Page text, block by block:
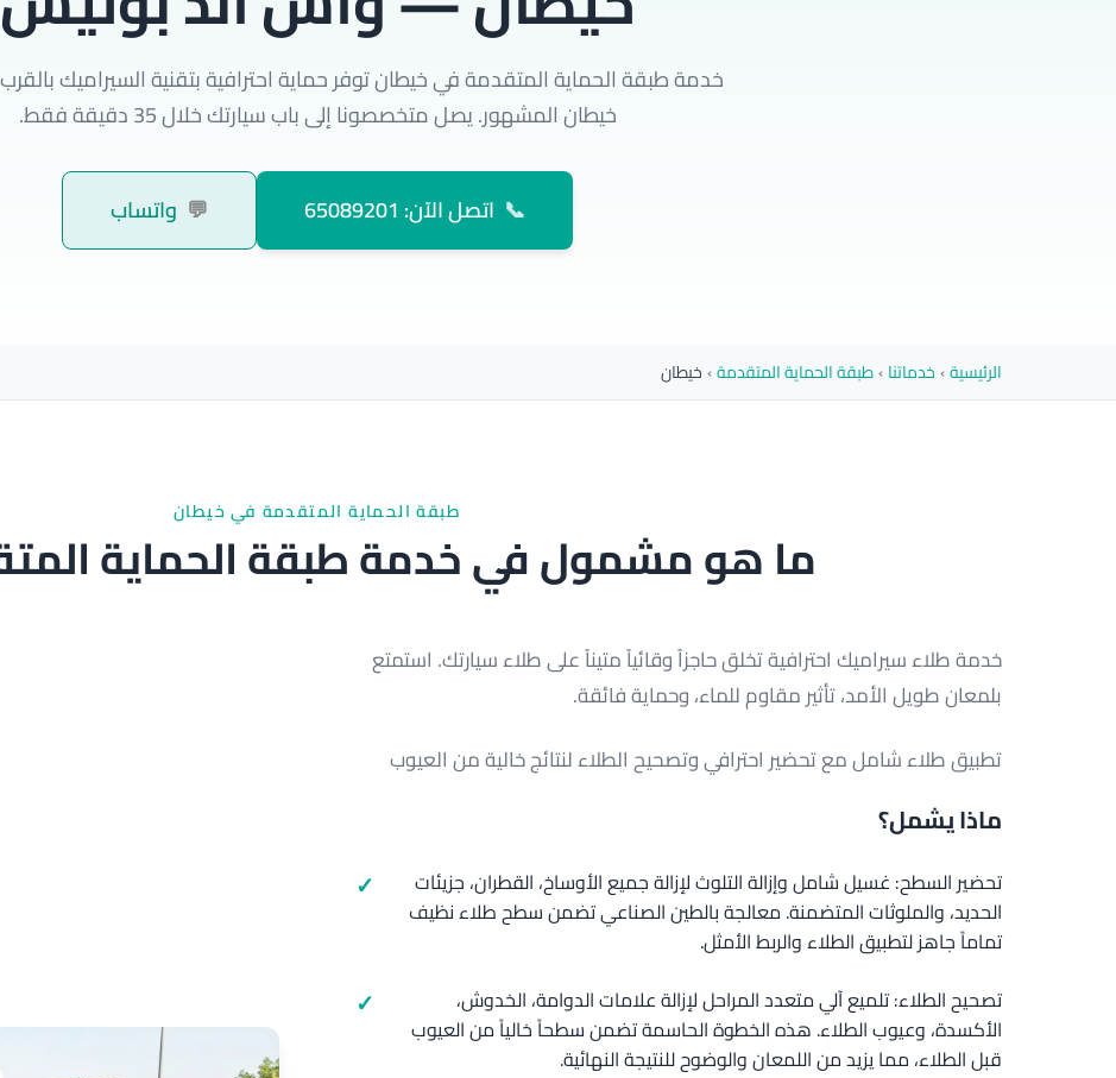
خدمة طبقة الحماية المتقدمة في خيطان توفر حماية احترافية بتقنية السيراميك
خيطان المشهور. يصل متخصصونا إلى باب سيارتك خلال 35 دقيقة فقط.
📞 اتصل الآن: 65089201 💬 واتساب
الرئيسية›خدماتنا›طبقة الحماية المتقدمة›خيطان
طبقة الحماية المتقدمة في خيطان
ما هو مشمول في خدمة طبقة الحماية
خدمة طلاء سيراميك احترافية تخلق حاجزاً وقائياً متيناً على طلاء سيارتك. استمتع
بلمعان طويل الأمد، تأثير مقاوم للماء، وحماية فائقة.
تطبيق طلاء شامل مع تحضير احترافي وتصحيح الطلاء لنتائج خالية من العيوب
ماذا يشمل؟
تحضير السطح: غسيل شامل وإزالة التلوث لإزالة جميع الأوساخ، القطران، جزيئات
الحديد، والملوثات المتضمنة. معالجة بالطين الصناعي تضمن سطح طلاء نظيف
تماماً جاهز لتطبيق الطلاء والربط الأمثل.
تصحيح الطلاء: تلميع آلي متعدد المراحل لإزالة علامات الدوامة، الخدوش،
الأكسدة، وعيوب الطلاء. هذه الخطوة الحاسمة تضمن سطحاً خالياً من العيوب
قبل الطلاء، مما يزيد من اللمعان والوضوح للنتيجة النهائية.